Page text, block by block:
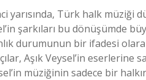
yarısında, Türk halk müziği
şarkıları bu dönüşümde
durumunun bir ifadesi
Aşık Veysel’in eserlerine
müziğinin sadece bir